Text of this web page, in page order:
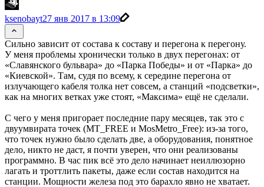
ksenobayt27 янв 2017 в 13:09
Сильно зависит от состава к составу и перегона к перегону.
У меня проблемы хронически только в двух перегонах: от
«Славянского бульвара» до «Парка Победы» и от «Парка» до
«Киевской». Там, судя по всему, к середине перегона от
излучающего кабеля толка нет совсем, а станций «подсветки»,
как на многих ветках уже стоят, «Максима» ещё не сделали.
С чего у меня пригорает последние пару месяцев, так это с
двуумвирата точек (MT_FREE и MosMetro_Free): из-за того,
что точек нужно было сделать две, а оборудования, понятное
дело, никто не даст, я почти уверен, что они реализованы
программно. В час пик всё это дело начинает неиллюзорно
лагать и троттлить пакеты, даже если состав находится на
станции. Мощности железа под это барахло явно не хватает.